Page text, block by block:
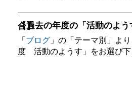
【過去の年度の「活動のようす」をご覧になる場合】
「 ブログ 」の「テーマ別」よ
度 活動のようす」をお選び下